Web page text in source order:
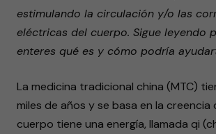
estimulando la circulación y/o las
eléctricas del cuerpo. Sigue leyendo
enteres qué es y cómo podría
La medicina tradicional china (MTC)
miles de años y se basa en la creencia
cuerpo tiene una energía, llamada qi